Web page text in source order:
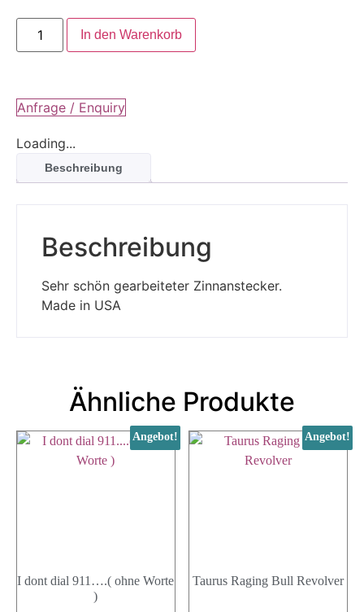
In den Warenkorb
Anfrage / Enquiry
Loading...
Beschreibung
Beschreibung
Sehr schön gearbeiteter Zinnanstecker.
Made in USA
Ähnliche Produkte
Angebot!
I dont dial 911….( ohne Worte
)
Angebot!
Taurus Raging Bull Revolver